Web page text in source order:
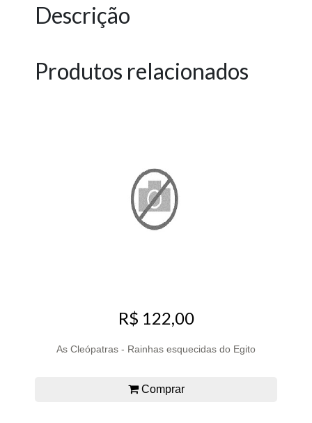
Descrição
Produtos relacionados
R$ 122,00
As Cleópatras - Rainhas esquecidas do Egito
Comprar